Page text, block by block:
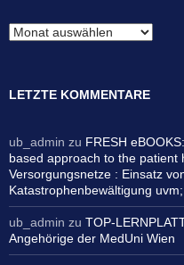
Archiv
LETZTE KOMMENTARE
ub_admin zu FRESH
based approach to the patient
Versorgungsnetze : Einsatz
Katastrophenbewältigung uvm;
ub_admin zu TOP-
Angehörige der MedUni Wien